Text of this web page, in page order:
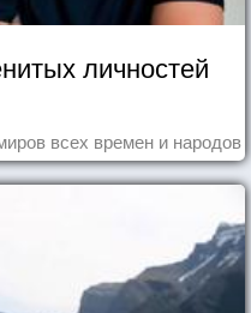
личностей
всех времен и народов